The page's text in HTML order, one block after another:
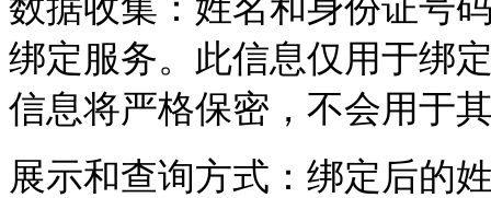
数据收集：姓名和身份证号
绑定服务。此信息仅用于绑
信息将严格保密，不会用于
展示和查询方式：绑定后的